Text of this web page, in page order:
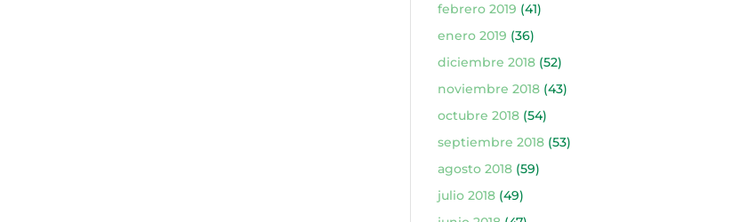
febrero 2019 (41)
enero 2019 (36)
diciembre 2018(52)
noviembre 2018(43)
octubre 2018(54)
septiembre 2018(53)
agosto 2018(59)
julio 2018(49)